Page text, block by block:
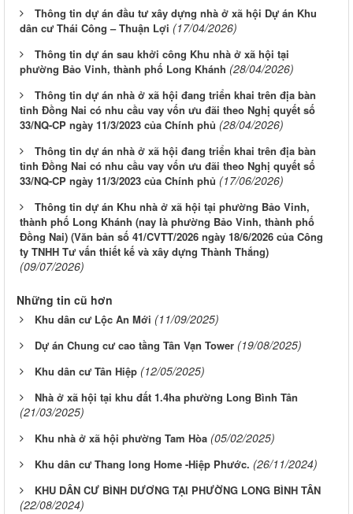
Thông tin dự án đầu tư xây dựng nhà ở xã hội Dự án Khu
dân cư Thái Công – Thuận Lợi (17/04/2026)
Thông tin dự án sau khởi công Khu nhà ở xã hội tại
phường Bảo Vinh, thành phố Long Khánh (28/04/2026)
Thông tin dự án nhà ở xã hội đang triển khai trên địa bàn
tỉnh Đồng Nai có nhu cầu vay vốn ưu đãi theo Nghị quyết số
33/NQ-CP ngày 11/3/2023 của Chính phủ (28/04/2026)
Thông tin dự án nhà ở xã hội đang triển khai trên địa bàn
tỉnh Đồng Nai có nhu cầu vay vốn ưu đãi theo Nghị quyết số
33/NQ-CP ngày 11/3/2023 của Chính phủ (17/06/2026)
Thông tin dự án Khu nhà ở xã hội tại phường Bảo Vinh,
thành phố Long Khánh (nay là phường Bảo Vinh, thành phố
Đồng Nai) (Văn bản số 41/CVTT/2026 ngày 18/6/2026 của Công
ty TNHH Tư vấn thiết kế và xây dựng Thành Thắng)
(09/07/2026)
Những tin cũ hơn
Khu dân cư Lộc An Mới (11/09/2025)
Dự án Chung cư cao tầng Tân Vạn Tower (19/08/2025)
Khu dân cư Tân Hiệp (12/05/2025)
Nhà ở xã hội tại khu đất 1.4ha phường Long Bình Tân
(21/03/2025)
Khu nhà ở xã hội phường Tam Hòa (05/02/2025)
Khu dân cư Thang long Home -Hiệp Phước. (26/11/2024)
KHU DÂN CƯ BÌNH DƯƠNG TẠI PHƯỜNG LONG BÌNH TÂN
(22/08/2024)